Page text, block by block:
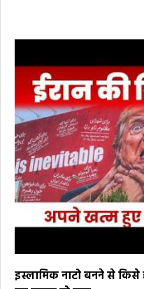
इस्लामिक नाटो बनने से